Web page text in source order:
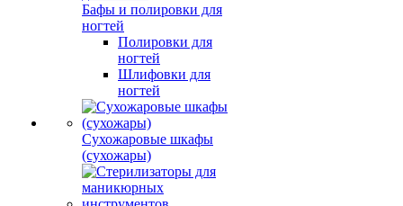
Бафы и полировки для
ногтей
Полировки для
ногтей
Шлифовки для
ногтей
Сухожаровые шкафы
(сухожары)